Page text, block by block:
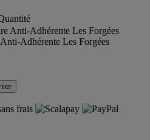
Adhérente Les Forgées
frais